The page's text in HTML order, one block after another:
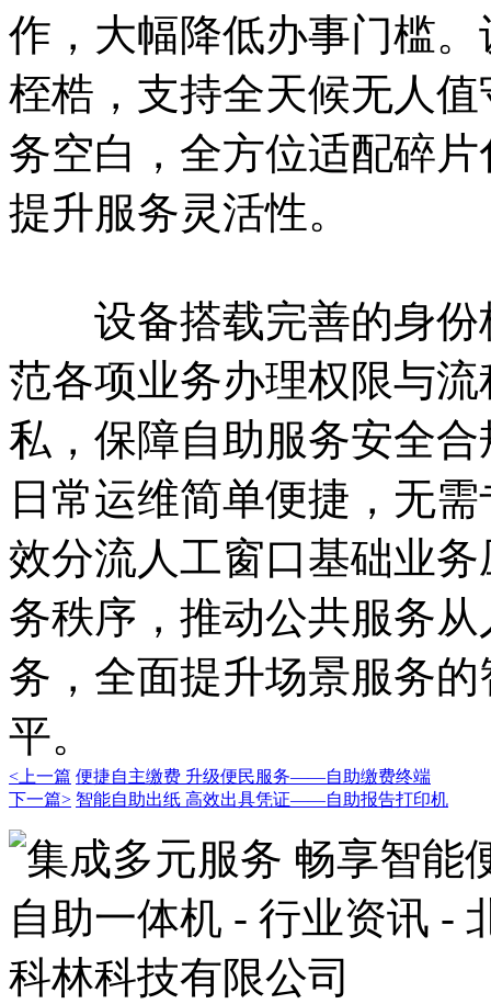
作，大幅降低办事门槛
桎梏，支持全天候无人
务空白，全方位适配碎
提升服务灵活性。
设备搭载完善的身份
范各项业务办理权限与
私，保障自助服务安全
日常运维简单便捷，无
效分流人工窗口基础业
务秩序，推动公共服务
务，全面提升场景服务
平。
<上一篇 便捷自主缴费 升级便民服务——自助缴费终端
下一篇> 智能自助出纸 高效出具凭证——自助报告打印机